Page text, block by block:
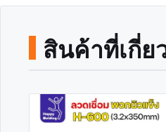
สินค้าที่เกี่ย